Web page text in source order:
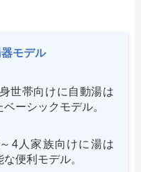
モデル
世帯向けに自動湯は
ーシックモデル。
4人家族向けに湯は
便利モデル。